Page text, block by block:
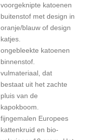
voorgeknipte katoenen
buitenstof met design in
oranje/blauw of design
katjes.
ongebleekte katoenen
binnenstof.
vulmateriaal, dat
bestaat uit het zachte
pluis van de
kapokboom.
fijngemalen Europees
kattenkruid en bio-